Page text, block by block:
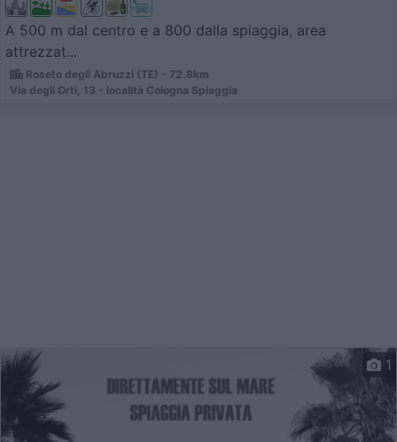
A 500 m dal centro e a 800 dalla spiaggia, area
attrezzat...
Roseto degli Abruzzi (TE) - 72.8km
Via degli Orti, 13 - località Cologna Spiaggia
1